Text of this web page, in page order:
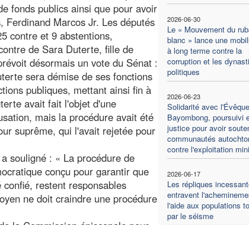
2026-06-30
Le « Mouvement du
blanc » lance une
à long terme contre la
corruption et les
politiques
2026-06-23
Solidarité avec
Bayombong, poursuivi
justice pour avoir
communautés
contre l'exploitation
2026-06-17
Les répliques
entravent
l'aide aux populations
par le séisme
fonds publics ainsi que pour avoir
Ferdinand Marcos Jr. Les députés
contre et 9 abstentions,
de Sara Duterte, fille de
désormais un vote du Sénat :
sera démise de ses fonctions
publiques, mettant ainsi fin à
avait fait l'objet d'une
mais la procédure avait été
suprême, qui l'avait rejetée pour
souligné : « La procédure de
conçu pour garantir que
restent responsables
ne doit craindre une procédure